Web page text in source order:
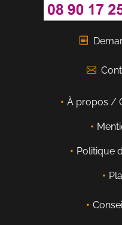
À propos /
Politique